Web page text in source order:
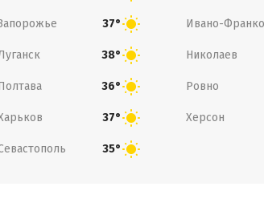
37° Ивано-
38° Николаев
36° Ровно
37° Херсон
35°